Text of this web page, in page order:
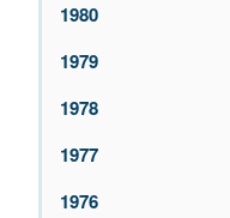
1980
1979
1978
1977
1976